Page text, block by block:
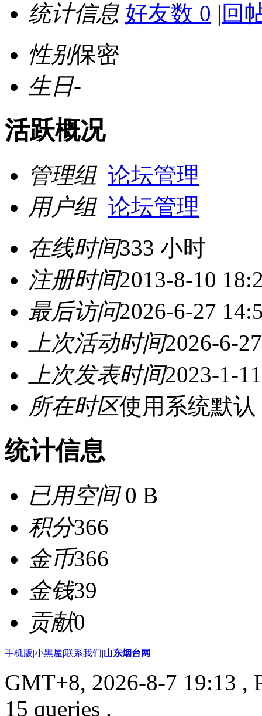
统计信息 好友数 0 | 回
性别保密
生日-
活跃概况
管理组 论坛管理
用户组 论坛管理
在线时间333 小时
注册时间2013-8-10
最后访问2026-6-27
上次活动时间2026-6-
上次发表时间2023-1-
所在时区使用系统默认
统计信息
已用空间0 B
积分366
金币366
金钱39
贡献0
手机版|小黑屋|联系我们|山东烟台网
GMT+8, 2026-8-7 19:13 ,
15 queries .